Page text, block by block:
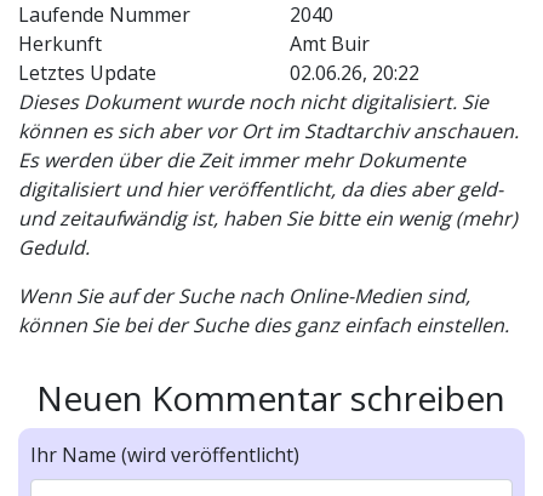
Laufende Nummer
2040
Herkunft
Amt Buir
Letztes Update
02.06.26, 20:22
Dieses Dokument wurde noch nicht digitalisiert. Sie
können es sich aber vor Ort im Stadtarchiv anschauen.
Es werden über die Zeit immer mehr Dokumente
digitalisiert und hier veröffentlicht, da dies aber geld-
und zeitaufwändig ist, haben Sie bitte ein wenig (mehr)
Geduld.
Wenn Sie auf der Suche nach Online-Medien sind,
können Sie bei der Suche dies ganz einfach einstellen.
Neuen Kommentar schreiben
Ihr Name (wird veröffentlicht)